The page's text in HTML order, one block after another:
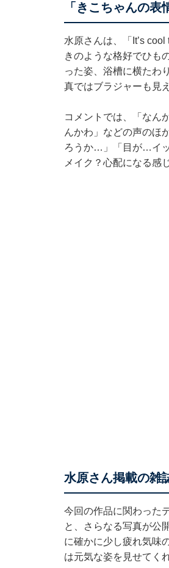
「きこちゃんの表
水原さんは、「It’s
きのような格好でひも
った姿、浴槽に横たわ
真ではブラジャーも見
コメントでは、「なん
んかわ」などの声のほ
ろうか…」「目が…イッ
メイク？心配になる感
水原さん掲載の雑
今回の作品に関わった
と、さらなる写真が公
に確かに少し疲れ気味
は元気な姿を見せてく